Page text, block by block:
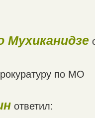
Мухиканидзе
по МО
ответил: